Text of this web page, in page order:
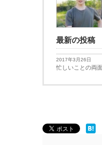
最新の投稿
2017年3月26日
忙しいことの両